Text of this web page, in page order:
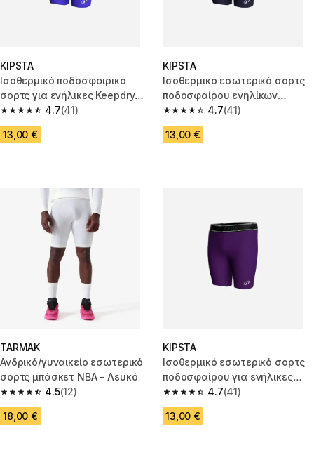
KIPSTA
Ισοθερμικό ποδοσφαιρικό
σορτς για ενήλικες Keepdry
Light - Μπλε
4.7
4.7 out of 5 stars from 41 reviews
(41)
13,00 €
KIPSTA
Ισοθερμικό εσωτερικό σορτς
ποδοσφαίρου ενηλίκων
Keepdry Light - Σκούρο μπλε
4.7
4.7 out of 5 stars from 41
(41)
13,00 €
TARMAK
Ανδρικό/γυναικείο εσωτερικό
σορτς μπάσκετ NBA - Λευκό
4.5
4.5 out of 5 stars from 12 reviews
(12)
18,00 €
KIPSTA
Ισοθερμικό εσωτερικό σορτς
ποδοσφαίρου για ενήλικες
Keepdry Light - Μπλε σκούρο
4.7
4.7 out of 5 stars from 41
(41)
13,00 €